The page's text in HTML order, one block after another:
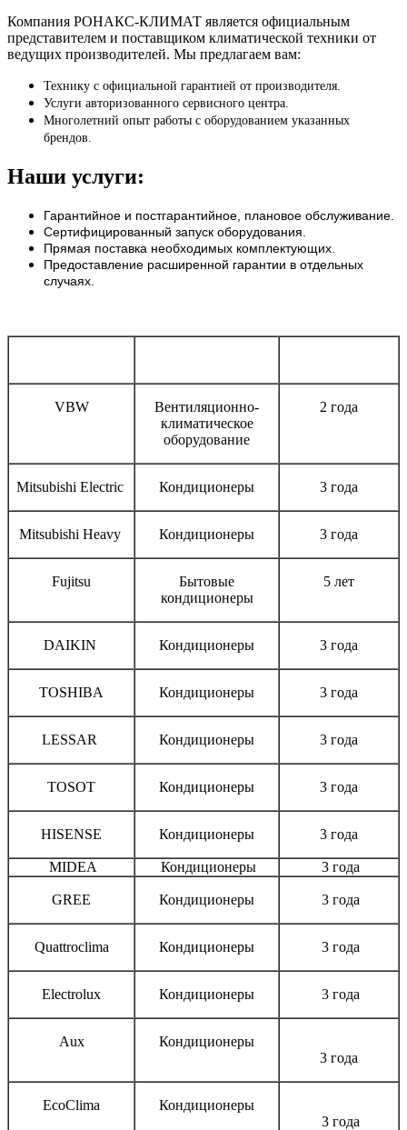
Компания РОНАКС-КЛИМАТ является официальным
представителем и поставщиком климатической техники от
ведущих производителей. Мы предлагаем вам:
Технику с официальной гарантией от производителя.
Услуги авторизованного сервисного центра.
Многолетний опыт работы с оборудованием указанных
брендов.
Наши услуги:
Гарантийное и постгарантийное, плановое обслуживание.
Сертифицированный запуск оборудования.
Прямая поставка необходимых комплектующих.
Предоставление расширенной гарантии в отдельных
случаях.
VBW
Вентиляционно-
климатическое
оборудование
2 года
Mitsubishi Electric Кондиционеры 3 года
Mitsubishi Heavy Кондиционеры 3 года
Fujitsu
Бытовые
кондиционеры
5 лет
DAIKIN Кондиционеры 3 года
TOSHIBA Кондиционеры 3 года
LESSAR Кондиционеры 3 года
TOSOT Кондиционеры 3 года
HISENSE Кондиционеры 3 года
MIDEA Кондиционеры 3 года
GREE Кондиционеры 3 года
Quattroclima Кондиционеры 3 года
Electrolux Кондиционеры 3 года
Aux
Кондиционеры
3 года
EcoClima
Кондиционеры
3 года